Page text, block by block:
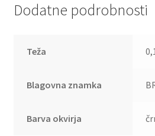
Dodatne podrobnosti
Teža
Blagovna znamka
Barva okvirja